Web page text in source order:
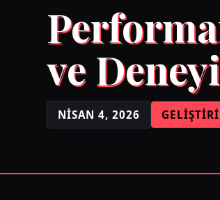
ve
NISAN 4, 2026